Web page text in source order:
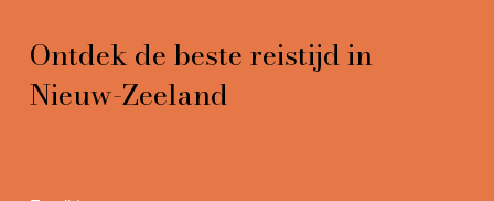
Ontdek de beste reistijd in
Nieuw-Zeeland